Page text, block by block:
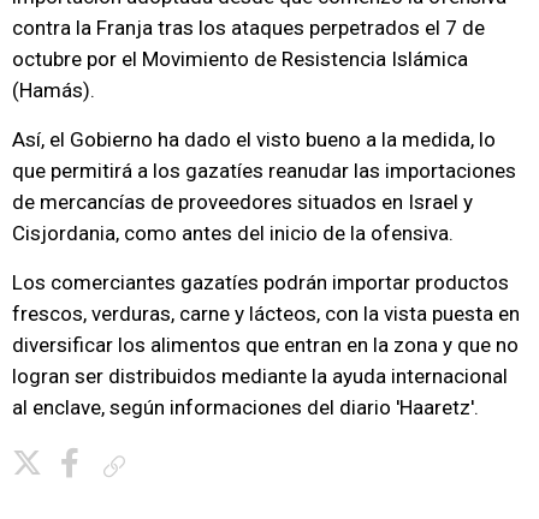
contra la Franja tras los ataques perpetrados el 7 de
octubre por el Movimiento de Resistencia Islámica
(Hamás).
Así, el Gobierno ha dado el visto bueno a la medida, lo
que permitirá a los gazatíes reanudar las importaciones
de mercancías de proveedores situados en Israel y
Cisjordania, como antes del inicio de la ofensiva.
Los comerciantes gazatíes podrán importar productos
frescos, verduras, carne y lácteos, con la vista puesta en
diversificar los alimentos que entran en la zona y que no
logran ser distribuidos mediante la ayuda internacional
al enclave, según informaciones del diario 'Haaretz'.